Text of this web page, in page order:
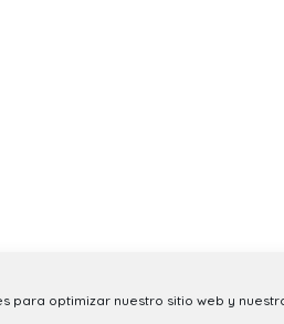
para optimizar nuestro sitio web y